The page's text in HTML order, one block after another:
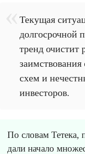
Текущая
долгосрочной
тренд очистит
схем и
инвесторов.
По словам
дали начало